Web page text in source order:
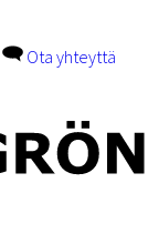
Ota yhteyttä